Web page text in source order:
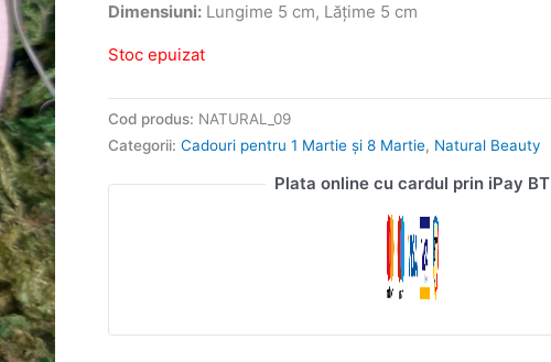
Dimensiuni: Lungime 5 cm, Lățime 5 cm
Stoc epuizat
Cod produs: NATURAL_09
Categorii: Cadouri pentru 1 Martie și 8 Martie, Natural Beauty
Plata online cu cardul prin iPay BT